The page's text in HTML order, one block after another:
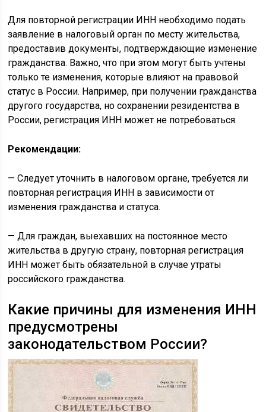
Для повторной регистрации ИНН необходимо подать
заявление в налоговый орган по месту жительства,
предоставив документы, подтверждающие изменение
гражданства. Важно, что при этом могут быть учтены
только те изменения, которые влияют на правовой
статус в России. Например, при получении гражданства
другого государства, но сохранении резидентства в
России, регистрация ИНН может не потребоваться.
Рекомендации:
— Следует уточнить в налоговом органе, требуется ли
повторная регистрация ИНН в зависимости от
изменения гражданства и статуса.
— Для граждан, выехавших на постоянное место
жительства в другую страну, повторная регистрация
ИНН может быть обязательной в случае утраты
российского гражданства.
Какие причины для изменения ИНН
предусмотрены
законодательством России?